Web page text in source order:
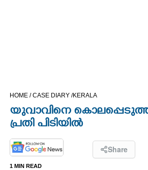
HOME /CASE DIARY /KERALA
യുവാവിനെ
പ്രതി പിടിയിൽ
Share
1 MIN READ